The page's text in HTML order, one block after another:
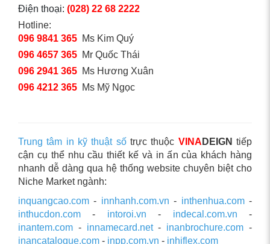
Điện thoại: (028) 22 68 2222
Hotline:
096 9841 365 Ms Kim Quý
096 4657 365 Mr Quốc Thái
096 2941 365 Ms Hương Xuân
096 4212 365 Ms Mỹ Ngọc
Trung tâm in kỹ thuật sốtrực thuộc VINA DEIGN tiếp
cận cụ thể nhu cầu thiết kế và in ấn của khách hàng
nhanh dễ dàng qua hệ thống website chuyên biệt cho
Niche Market ngành:
inquangcao.com - innhanh.com.vn - inthenhua.com-
inthucdon.com - intoroi.vn - indecal.com.vn -
inantem.com - innamecard.net- inanbrochure.com -
inancatalogue.com - inpp.com.vn - inhiflex.com